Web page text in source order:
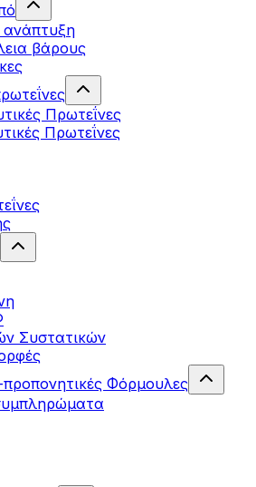
ανάπτυξη
βάρους
Πρωτεΐνες
Πρωτεΐνες
Συστατικών
Φόρμουλες